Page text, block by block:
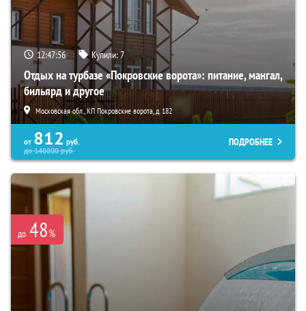
12:47:54 Купили:7
Отдых на турбазе «Покровские ворота»: питание, мангал,
бильярд и другое
Московская обл., КП Покровские ворота, д. 182
от 812 руб.
до140800руб.
ПОДРОБНЕЕ
до 48%